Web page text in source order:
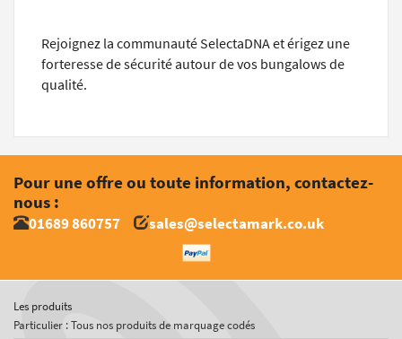
Rejoignez la communauté SelectaDNA et érigez une
forteresse de sécurité autour de vos bungalows de
qualité.
Pour une offre ou toute information, contactez-
nous :
01689 860757 sales@selectamark.co.uk
Les produits
Particulier : Tous nos produits de marquage codés